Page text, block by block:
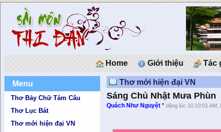
Home Giới thiệu Tác
Menu
Thơ Bảy Chữ Tám Câu
Thơ Lục Bát
Thơ mới hiện đại VN
Thơ mới hiện đại VN
Sáng Chủ Nhật Mưa Phùn
Quách Như Nguyệt *đăng lúc 10:10:01 AM,